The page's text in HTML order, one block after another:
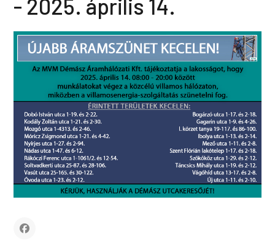
- 2025. április 14.